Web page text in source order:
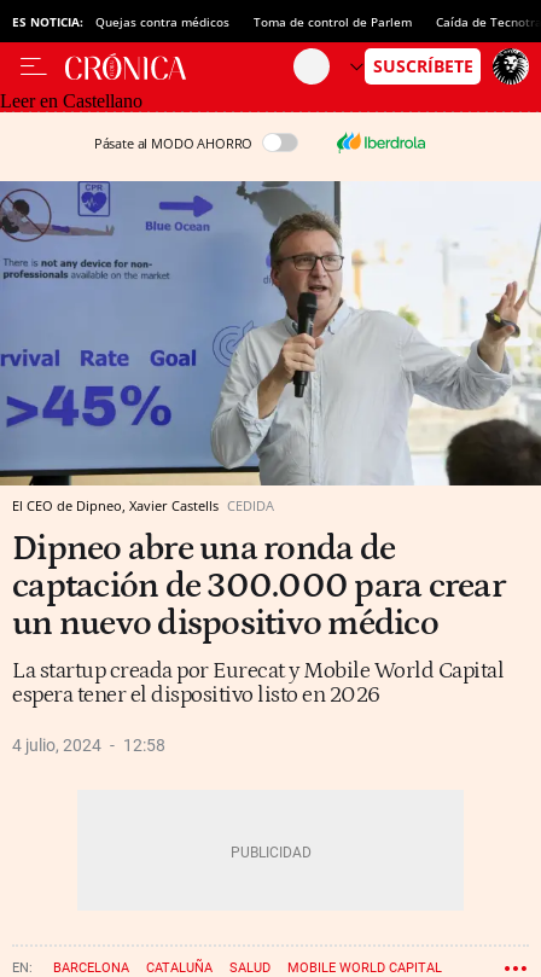
ES NOTICIA: Quejas contra médicos Toma de control de Parlem Caída de
Leer en Castellano
Pásate al MODO AHORRO
El CEO de Dipneo, Xavier Castells CEDIDA
Dipneo abre una ronda de
captación de 300.000 para crear
un nuevo dispositivo médico
La startup creada por Eurecat y Mobile World Capital
espera tener el dispositivo listo en 2026
4 julio, 2024 12:58
BARCELONA CATALUÑA SALUD MOBILE WORLD CAPITAL